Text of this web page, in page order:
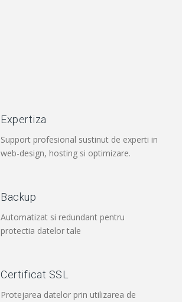
Expertiza
Support profesional sustinut de experti in
web-design, hosting si optimizare.
Backup
Automatizat si redundant pentru
protectia datelor tale
Certificat SSL
Protejarea datelor prin utilizarea de